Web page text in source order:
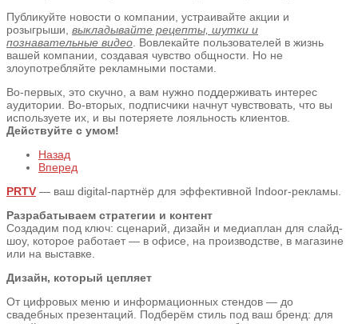
Публикуйте новости о компании, устраивайте акции и
розыгрыши, выкладывайте рецепты, шутки и
познавательные видео . Вовлекайте пользователей в жизнь
вашей компании, создавая чувство общности. Но не
злоупотребляйте рекламными постами.
Во-первых, это скучно, а вам нужно поддерживать интерес
аудитории. Во-вторых, подписчики начнут чувствовать, что вы
используете их, и вы потеряете лояльность клиентов.
Действуйте с умом!
Назад
Вперед
PRTV — ваш digital-партнёр для эффективной Indoor-рекламы.
Разрабатываем стратегии и контент
Создадим под ключ: сценарий, дизайн и медиаплан для слайд-
шоу, которое работает — в офисе, на производстве, в магазине
или на выставке.
Дизайн, который цепляет
От цифровых меню и информационных стендов — до
свадебных презентаций. Подберём стиль под ваш бренд: для